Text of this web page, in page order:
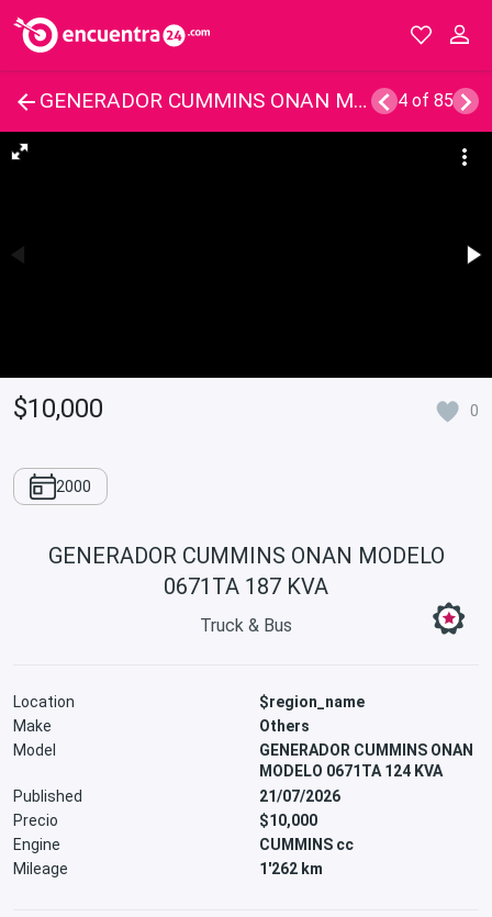
GENERADOR CUMMINS ONAN MODELO 0671TA 187 KVA 4 of 85
$10,000 0
2000
GENERADOR CUMMINS ONAN MODELO
0671TA 187 KVA
Truck & Bus
Location
$region_name
Make
Others
Model
GENERADOR CUMMINS ONAN
MODELO 0671TA 124 KVA
Published
21/07/2026
Precio
$10,000
Engine
CUMMINS cc
Mileage
1'262 km